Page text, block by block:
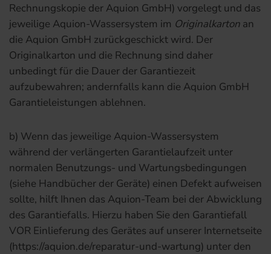
Rechnungskopie der Aquion GmbH) vorgelegt und das
jeweilige Aquion-Wassersystem im Originalkarton an
die Aquion GmbH zurückgeschickt wird. Der
Originalkarton und die Rechnung sind daher
unbedingt für die Dauer der Garantiezeit
aufzubewahren; andernfalls kann die Aquion GmbH
Garantieleistungen ablehnen.
b) Wenn das jeweilige Aquion-Wassersystem
während der verlängerten Garantielaufzeit unter
normalen Benutzungs- und Wartungsbedingungen
(siehe Handbücher der Geräte) einen Defekt aufweisen
sollte, hilft Ihnen das Aquion-Team bei der Abwicklung
des Garantiefalls. Hierzu haben Sie den Garantiefall
VOR Einlieferung des Gerätes auf unserer Internetseite
(https://aquion.de/reparatur-und-wartung) unter den